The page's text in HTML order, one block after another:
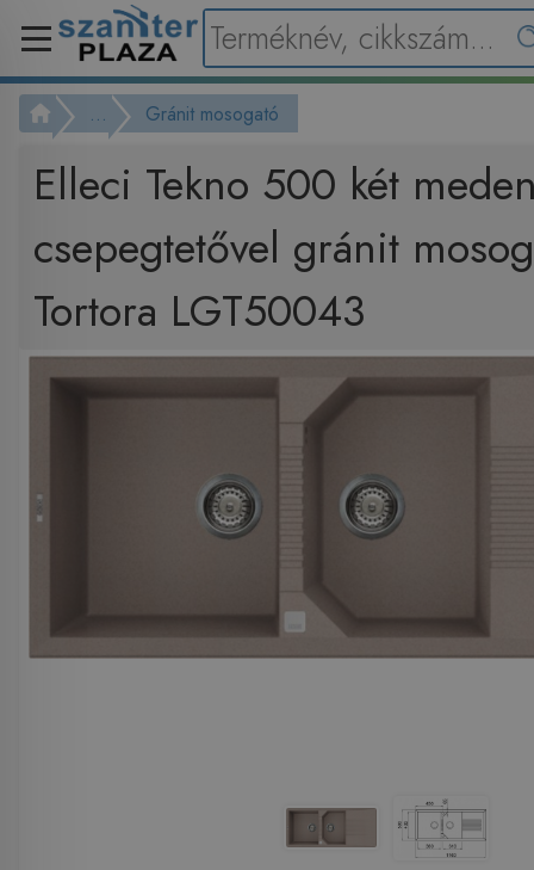
... Gránit mosogató
Elleci Tekno 500 két
csepegtetővel gránit
Tortora LGT50043